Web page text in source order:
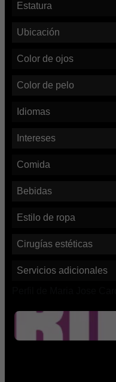
Estatura
Ubicación
Color de ojos
Color de pelo
Idiomas
Intereses
Comida
Bebidas
Estilo de ropa
Cirugías estéticas
Servicios adicionales